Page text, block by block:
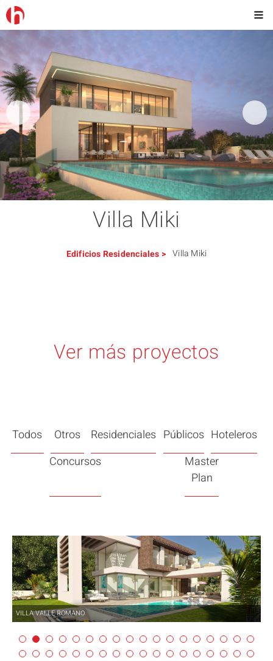
Villa Miki
EdificiosResidenciales > Villa Miki
Ver más proyectos
Todos Otros Residenciales Públicos Hoteleros
Concursos
Master
Plan
VILLA VALLE ROMANO